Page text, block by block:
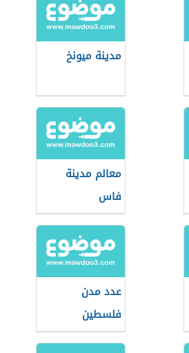
مدينة ميونخ
معالم مدينة
فاس
عدد مدن
فلسطين